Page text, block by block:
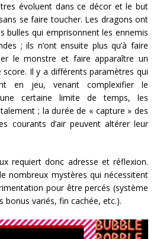
évoluent dans ce décor et le but
se faire toucher. Les dragons ont
bulles qui emprisonnent les ennemis
; ils n’ont ensuite plus qu’à faire
le monstre et faire apparaître un
Il y a différents paramètres qui
en jeu, venant complexifier le
certaine limite de temps, les
; la durée de « capture » des
courants d’air peuvent altérer leur
requiert donc adresse et réflexion.
nombreux mystères qui nécessitent
pour être percés (système
variés, fin cachée, etc.).